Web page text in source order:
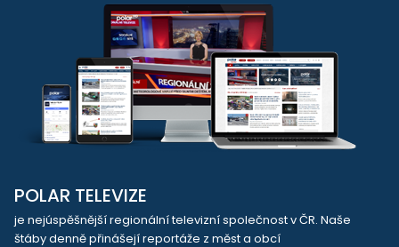
POLAR TELEVIZE
je nejúspěšnější regionální televizní společnost v ČR. Naše
štáby denně přinášejí reportáže z měst a obcí